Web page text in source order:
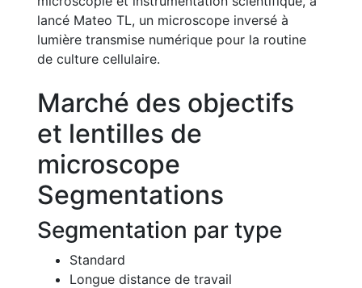
lancé Mateo TL, un microscope inversé à
lumière transmise numérique pour la routine
de culture cellulaire.
Marché des objectifs
et lentilles de
microscope
Segmentations
Segmentation par type
Standard
Longue distance de travail